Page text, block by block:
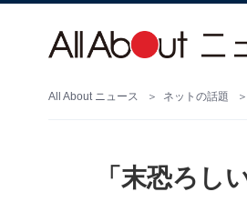
All About ニュース ネットの話題
「末恐ろし